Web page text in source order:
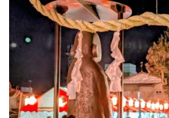
Q1：参加申込について
A：通年で自由参拝のため、お申し
Q2：スタンプの押印について
A：自由に押していただけるように
如来寺は建物内（寺務所窓口）に
に気軽にお声がけ下さい。